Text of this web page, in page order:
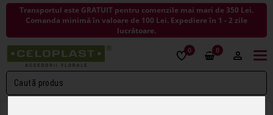
Transportul este GRATUIT pentru comenzile mai mari de 350 Lei.
Comanda minimă în valoare de 100 Lei. Expediere în 1 - 2 zile
lucrătoare.
0 0